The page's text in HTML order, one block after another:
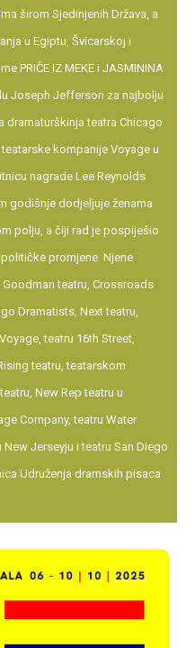
širom Sjedinjenih Država, a
u Egiptu, Švicarskoj i
PRIČE IZ MEKE i JASMININA
Joseph Jefferson za najbolju
dramaturškinja teatra Chicago
kompanije Voyage u
nagrade Lee Reynolds
godišnje dodjeljuje ženama
polju, a čiji rad je pospiješio
promjene. Njene
teatru, Crossroads
Dramatists, Next teatru,
teatru 16th Street,
teatru, teatarskom
New Rep teatru u
Company, teatru Water
New Jerseyju i teatru San Diego
Udruženja dramskih pisaca